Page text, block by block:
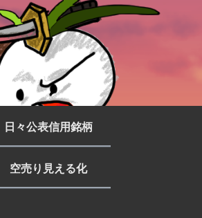
日々公表信用銘柄
空売り見える化